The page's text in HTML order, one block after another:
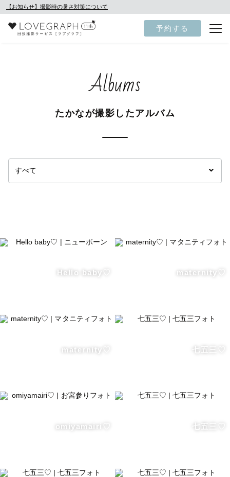
【お知らせ】撮影時の暑さ対策について
予約する
Albums
たかなが撮影したアルバム
Hello baby♡ maternity♡
maternity♡ 七五三♡
omiyamairi♡ 七五三♡